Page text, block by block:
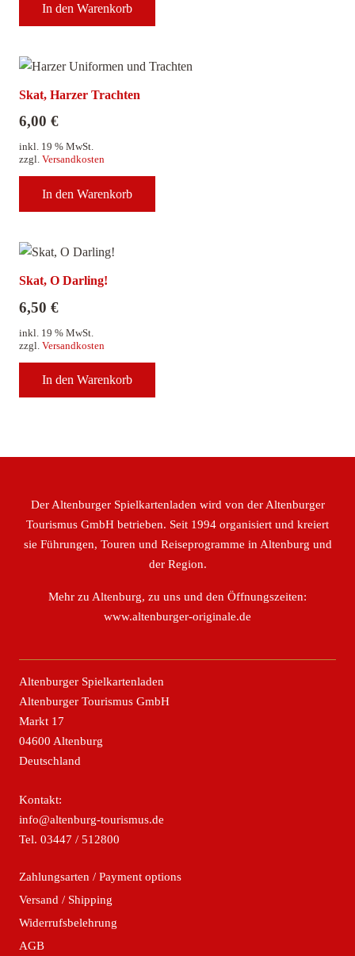
In den Warenkorb
Skat, Harzer Trachten
6,00 €
inkl. 19 % MwSt.
zzgl. Versandkosten
In den Warenkorb
Skat, O Darling!
6,50 €
inkl. 19 % MwSt.
zzgl. Versandkosten
In den Warenkorb
Der Altenburger Spielkartenladen wird von der Altenburger
Tourismus GmbH betrieben. Seit 1994 organisiert und kreiert
sie Führungen, Touren und Reiseprogramme in Altenburg und
der Region.
Mehr zu Altenburg, zu uns und den Öffnungszeiten:
www.altenburger-originale.de
Altenburger Spielkartenladen
Altenburger Tourismus GmbH
Markt 17
04600 Altenburg
Deutschland
Kontakt:
info@altenburg-tourismus.de
Tel. 03447 / 512800
Zahlungsarten / Payment options
Versand / Shipping
Widerrufsbelehrung
AGB